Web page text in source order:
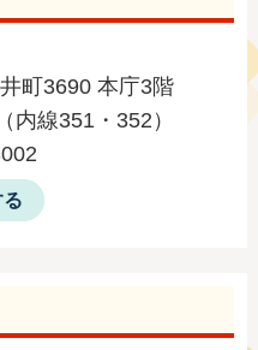
町3690 本庁3階
（内線351・352）